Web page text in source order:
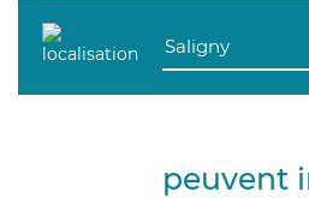
peuvent